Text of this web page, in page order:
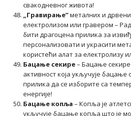
свакодневног живота!
„Гравирање”металних и
електролизом или гравером –
бити драгоцена прилика за
персонализовати и украсити
користећи алат за електролизу
Бацање секире– Бацање
активност која укључује
прилика да се изборите са
енергије!
Бацање копља – Копља је
укључује бацање копља што је